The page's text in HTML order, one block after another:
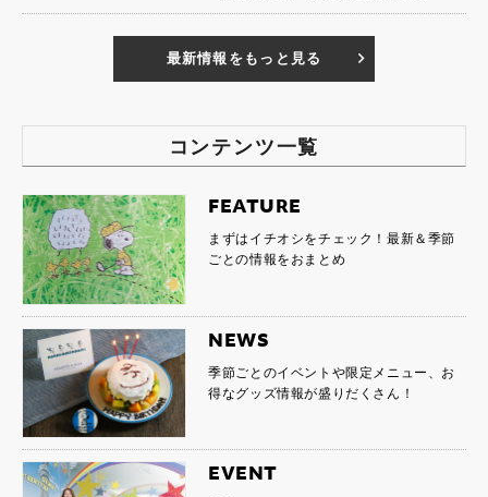
最新情報をもっと見る
コンテンツ一覧
FEATURE
まずはイチオシをチェック！最新＆季節
ごとの情報をおまとめ
NEWS
季節ごとのイベントや限定メニュー、お
得なグッズ情報が盛りだくさん！
EVENT